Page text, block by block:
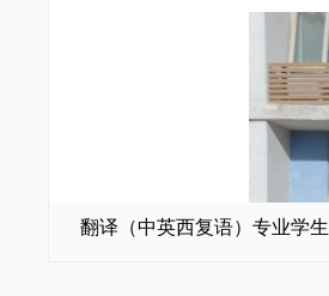
翻译（中英西复语）专业学生